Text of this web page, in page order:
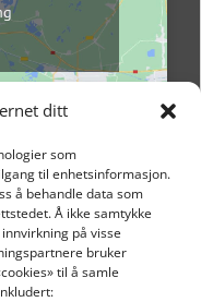
ditt
som
til enhetsinformasjon.
å behandle data som
Å ikke samtykke
på visse
bruker
til å samle